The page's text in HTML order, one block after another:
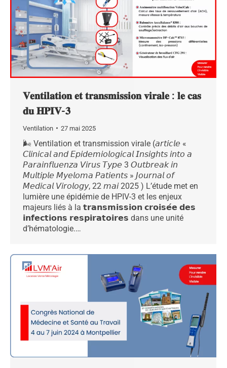
𝐕𝐞𝐧𝐭𝐢𝐥𝐚𝐭𝐢𝐨𝐧 𝐞𝐭 𝐭𝐫𝐚𝐧𝐬𝐦𝐢𝐬𝐬𝐢𝐨𝐧 𝐯𝐢𝐫𝐚𝐥𝐞 : 𝐥𝐞 𝐜𝐚𝐬
𝐝𝐮 𝐇𝐏𝐈𝐕-𝟑
Ventilation 27 mai 2025
🌬️ Ventilation et transmission virale (𝘢𝘳𝘵𝘪𝘤𝘭𝘦 «
𝘊𝘭𝘪𝘯𝘪𝘤𝘢𝘭 𝘢𝘯𝘥 𝘌𝘱𝘪𝘥𝘦𝘮𝘪𝘰𝘭𝘰𝘨𝘪𝘤𝘢𝘭 𝘐𝘯𝘴𝘪𝘨𝘩𝘵𝘴 𝘪𝘯𝘵𝘰 𝘢
𝘗𝘢𝘳𝘢𝘪𝘯𝘧𝘭𝘶𝘦𝘯𝘻𝘢 𝘝𝘪𝘳𝘶𝘴 𝘛𝘺𝘱𝘦 3 𝘖𝘶𝘵𝘣𝘳𝘦𝘢𝘬 𝘪𝘯
𝘔𝘶𝘭𝘵𝘪𝘱𝘭𝘦 𝘔𝘺𝘦𝘭𝘰𝘮𝘢 𝘗𝘢𝘵𝘪𝘦𝘯𝘵𝘴 » 𝘑𝘰𝘶𝘳𝘯𝘢𝘭 𝘰𝘧
𝘔𝘦𝘥𝘪𝘤𝘢𝘭 𝘝𝘪𝘳𝘰𝘭𝘰𝘨𝘺, 22 𝘮𝘢𝘪 2025 ) L’étude met en
lumière une épidémie de HPIV-3 et les enjeux
majeurs liés à la 𝘁𝗿𝗮𝗻𝘀𝗺𝗶𝘀𝘀𝗶𝗼𝗻 𝗰𝗿𝗼𝗶𝘀𝗲́𝗲 𝗱𝗲𝘀
𝗶𝗻𝗳𝗲𝗰𝘁𝗶𝗼𝗻𝘀 𝗿𝗲𝘀𝗽𝗶𝗿𝗮𝘁𝗼𝗶𝗿𝗲𝘀 dans une unité
d’hématologie.…